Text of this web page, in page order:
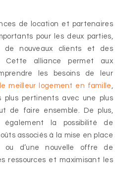
de location et partenaires
pour les deux parties,
de nouveaux clients et des
Cette alliance permet aux
les besoins de leur
meilleur logement en famille ,
pertinents avec une plus
de faire ensemble. De plus,
la possibilité de
associés à la mise en place
ou d’une nouvelle offre de
ressources et maximisant les